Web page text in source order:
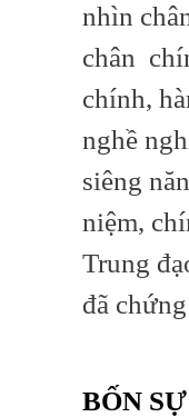
nhìn
chân
chính,
nghề
siêng
niệm,
Trung
đã
BỐN